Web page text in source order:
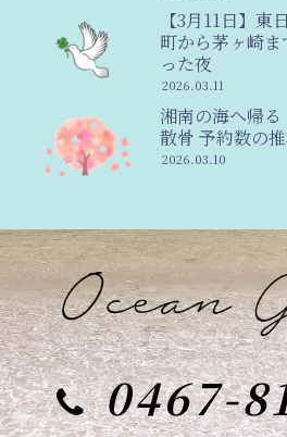
【3月11日】東
町から茅ヶ崎
った夜
2026.03.11
湘南の海へ帰
散骨 予約数の
2026.03.10
0467-